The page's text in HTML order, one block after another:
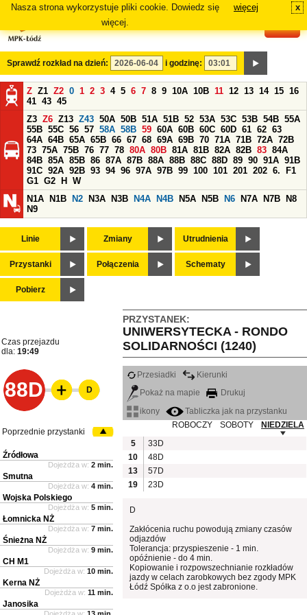
Nasza strona wykorzystuje pliki cookie. Dowiedz się
więcej.
więcej x
Sprawdź rozkład na dzień: i godzinę:
Z Z1 Z2 0 1 2 3 4 5 6 7 8 9 10A 10B 11 12 13 14 15 16
41 43 45
Z3 Z6 Z13 Z43 50A 50B 51A 51B 52 53A 53C 53B 54B 55A
55B 55C 56 57 58A 58B 59 60A 60B 60C 60D 61 62 63
64A 64B 65A 65B 66 67 68 69A 69B 70 71A 71B 72A 72B
73 75A 75B 76 77 78 80A 80B 81A 81B 82A 82B 83 84A
84B 85A 85B 86 87A 87B 88A 88B 88C 88D 89 90 91A 91B
91C 92A 92B 93 94 96 97A 97B 99 100 101 201 202 6.
F1
G1 G2 H
W
N1A
N1B N2 N3A N3B N4A N4B N5A N5B N6 N7A N7B
N8
N9
Linie Zmiany Utrudnienia
Przystanki Połączenia Schematy
Pobierz
PRZYSTANEK:
UNIWERSYTECKA - RONDO
SOLIDARNOŚCI (1240)
Czas przejazdu
dla: 19:49
88D
Przesiadki
Kierunki
Pokaż na mapie
Drukuj
ikony
Tabliczka jak na przystanku
ROBOCZY
SOBOTY
NIEDZIELA
5
33D
10
48D
13
57D
19
23D
D
Zakłócenia ruchu powodują zmiany czasów
odjazdów
Tolerancja: przyspieszenie - 1 min.
opóźnienie - do 4 min.
Kopiowanie i rozpowszechnianie rozkładów
jazdy w celach zarobkowych bez zgody MPK
Łódź Spółka z o.o jest zabronione.
D
Poprzednie przystanki
Źródłowa
Dojeżdża w: 2 min.
Smutna
Dojeżdża w: 4 min.
Wojska Polskiego
Dojeżdża w: 5 min.
Łomnicka NŻ
Dojeżdża w: 7 min.
Śnieżna NŻ
Dojeżdża w: 9 min.
CH M1
Dojeżdża w: 10 min.
Kerna NŻ
Dojeżdża w: 11 min.
Janosika